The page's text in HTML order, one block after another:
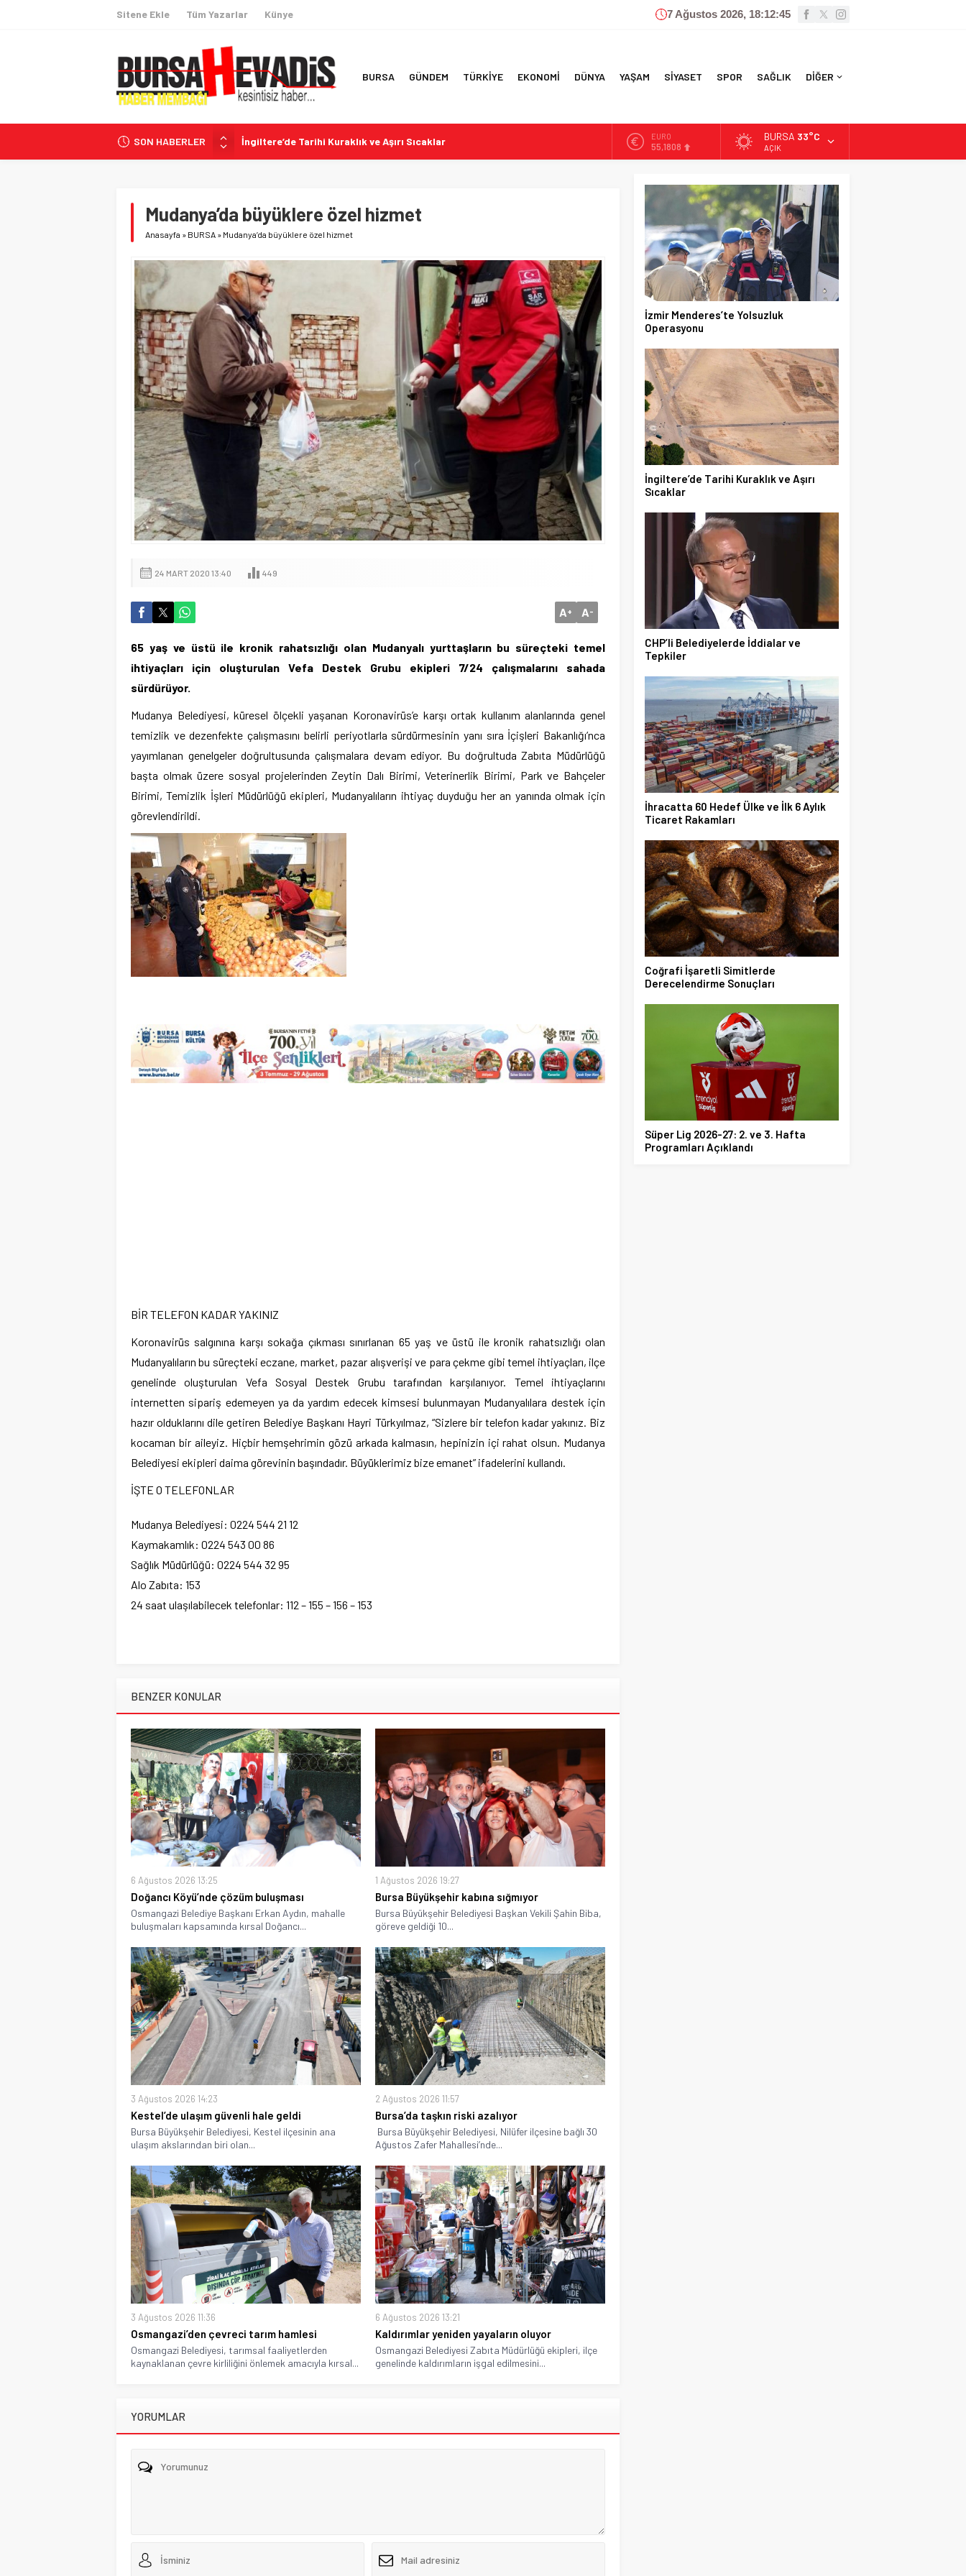
Sitene Ekle Tüm Yazarlar Künye 7 Ağustos 2026, 18:12:47
BURSA GÜNDEM TÜRKİYE EKONOMİ DÜNYA YAŞAM SİYASET SPOR SAĞLIK DİĞER
SON HABERLER
İngiltere’de Tarihi Kuraklık ve Aşırı Sıcaklar
CHP’li Belediyelerde İddialar ve Tepkiler
Coğrafi İşaretli Simitlerde Derecelendirme Sonuçları
İzmir Menderes’te Yolsuzluk Operasyonu
ALTIN
6.662,82
13.779,39
DOLAR
EURO
55,1808
BURSA 33°C
AÇIK
Mudanya’da büyüklere özel hizmet
Anasayfa » BURSA » Mudanya’da büyüklere özel hizmet
24 MART 2020 13:40 449
A+ A-
65 yaş ve üstü ile kronik rahatsızlığı olan Mudanyalı yurttaşların bu süreçteki temel
ihtiyaçları için oluşturulan Vefa Destek Grubu ekipleri 7/24 çalışmalarını sahada
sürdürüyor.
Mudanya Belediyesi, küresel ölçekli yaşanan Koronavirüs’e karşı ortak kullanım alanlarında genel
temizlik ve dezenfekte çalışmasını belirli periyotlarla sürdürmesinin yanı sıra İçişleri Bakanlığı’nca
yayımlanan genelgeler doğrultusunda çalışmalara devam ediyor. Bu doğrultuda Zabıta Müdürlüğü
başta olmak üzere sosyal projelerinden Zeytin Dalı Birimi, Veterinerlik Birimi, Park ve Bahçeler
Birimi, Temizlik İşleri Müdürlüğü ekipleri, Mudanyalıların ihtiyaç duyduğu her an yanında olmak için
görevlendirildi.
BİR TELEFON KADAR YAKINIZ
Koronavirüs salgınına karşı sokağa çıkması sınırlanan 65 yaş ve üstü ile kronik rahatsızlığı olan
Mudanyalıların bu süreçteki eczane, market, pazar alışverişi ve para çekme gibi temel ihtiyaçları, ilçe
genelinde oluşturulan Vefa Sosyal Destek Grubu tarafından karşılanıyor. Temel ihtiyaçlarını
internetten sipariş edemeyen ya da yardım edecek kimsesi bulunmayan Mudanyalılara destek için
hazır olduklarını dile getiren Belediye Başkanı Hayri Türkyılmaz, “Sizlere bir telefon kadar yakınız. Biz
kocaman bir aileyiz. Hiçbir hemşehrimin gözü arkada kalmasın, hepinizin içi rahat olsun. Mudanya
Belediyesi ekipleri daima görevinin başındadır. Büyüklerimiz bize emanet” ifadelerini kullandı.
İŞTE O TELEFONLAR
Mudanya Belediyesi: 0224 544 21 12
Kaymakamlık: 0224 543 00 86
Sağlık Müdürlüğü: 0224 544 32 95
Alo Zabıta: 153
24 saat ulaşılabilecek telefonlar: 112 – 155 – 156 – 153
BENZER KONULAR
6 Ağustos 2026 13:25
Doğancı Köyü’nde çözüm buluşması
Osmangazi Belediye Başkanı Erkan Aydın, mahalle
buluşmaları kapsamında kırsal Doğancı...
1 Ağustos 2026 19:27
Bursa Büyükşehir kabına sığmıyor
Bursa Büyükşehir Belediyesi Başkan Vekili Şahin Biba,
göreve geldiği 10...
3 Ağustos 2026 14:23
Kestel’de ulaşım güvenli hale geldi
Bursa Büyükşehir Belediyesi, Kestel ilçesinin ana
ulaşım akslarından biri olan...
2 Ağustos 2026 11:57
Bursa’da taşkın riski azalıyor
Bursa Büyükşehir Belediyesi, Nilüfer ilçesine bağlı 30
Ağustos Zafer Mahallesi’nde...
3 Ağustos 2026 11:36
Osmangazi’den çevreci tarım hamlesi
Osmangazi Belediyesi, tarımsal faaliyetlerden
kaynaklanan çevre kirliliğini önlemek amacıyla kırsal...
6 Ağustos 2026 13:21
Kaldırımlar yeniden yayaların oluyor
Osmangazi Belediyesi Zabıta Müdürlüğü ekipleri, ilçe
genelinde kaldırımların işgal edilmesini...
YORUMLAR
İzmir Menderes’te Yolsuzluk
Operasyonu
İngiltere’de Tarihi Kuraklık ve Aşırı
Sıcaklar
CHP’li Belediyelerde İddialar ve
Tepkiler
İhracatta 60 Hedef Ülke ve İlk 6 Aylık
Ticaret Rakamları
Coğrafi İşaretli Simitlerde
Derecelendirme Sonuçları
Süper Lig 2026-27: 2. ve 3. Hafta
Programları Açıklandı